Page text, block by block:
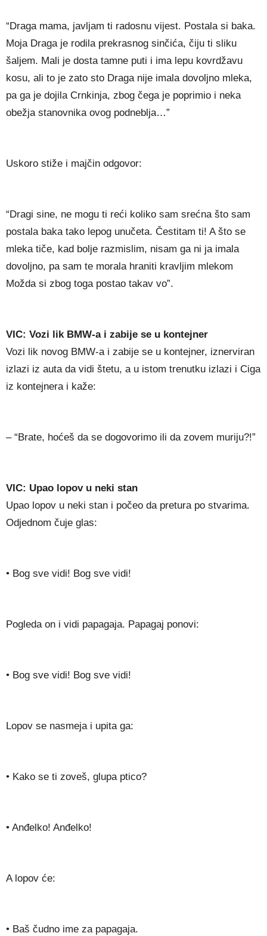
“Draga mama, javljam ti radosnu vijest. Postala si baka.
Moja Draga je rodila prekrasnog sinčića, čiju ti sliku
šaljem. Mali je dosta tamne puti i ima lepu kovrdžavu
kosu, ali to je zato sto Draga nije imala dovoljno mleka,
pa ga je dojila Crnkinja, zbog čega je poprimio i neka
obežja stanovnika ovog podneblja…”
Uskoro stiže i majčin odgovor:
“Dragi sine, ne mogu ti reći koliko sam srećna što sam
postala baka tako lepog unučeta. Čestitam ti! A što se
mleka tiče, kad bolje razmislim, nisam ga ni ja imala
dovoljno, pa sam te morala hraniti kravljim mlekom
Možda si zbog toga postao takav vo”.
VIC: Vozi lik BMW-a i zabije se u kontejner
Vozi lik novog BMW-a i zabije se u kontejner, iznerviran
izlazi iz auta da vidi štetu, a u istom trenutku izlazi i Ciga
iz kontejnera i kaže:
– “Brate, hoćeš da se dogovorimo ili da zovem muriju?!”
VIC: Upao lopov u neki stan
Upao lopov u neki stan i počeo da pretura po stvarima.
Odjednom čuje glas:
• Bog sve vidi! Bog sve vidi!
Pogleda on i vidi papagaja. Papagaj ponovi:
• Bog sve vidi! Bog sve vidi!
Lopov se nasmeja i upita ga:
• Kako se ti zoveš, glupa ptico?
• Anđelko! Anđelko!
A lopov će:
• Baš čudno ime za papagaja.